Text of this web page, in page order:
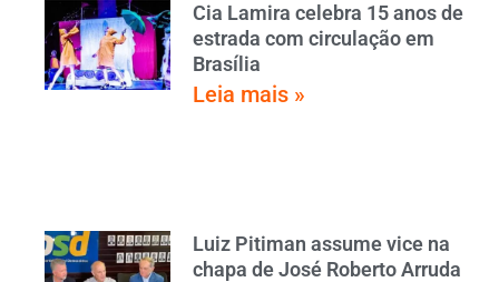
Cia Lamira celebra 15 anos de
estrada com circulação em
Brasília
Leia mais »
Luiz Pitiman assume vice na
chapa de José Roberto Arruda